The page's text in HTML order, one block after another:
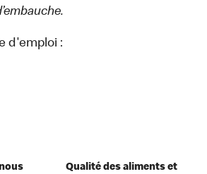
d'emploi :
Qualité des aliments et